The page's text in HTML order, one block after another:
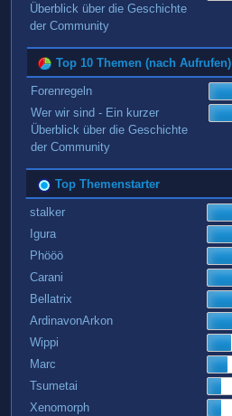
Überblick über die Geschichte
der Community
Top 10 Themen (nach Aufrufen)
Forenregeln
Wer wir sind - Ein kurzer
Überblick über die Geschichte
der Community
Top Themenstarter
stalker
Igura
Phööö
Carani
Bellatrix
ArdinavonArkon
Wippi
Marc
Tsumetai
Xenomorph